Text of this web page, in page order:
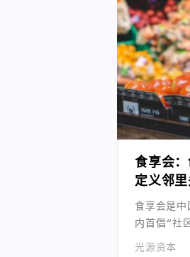
食享会
定义邻
食享会是中
内首倡“社
光源资本